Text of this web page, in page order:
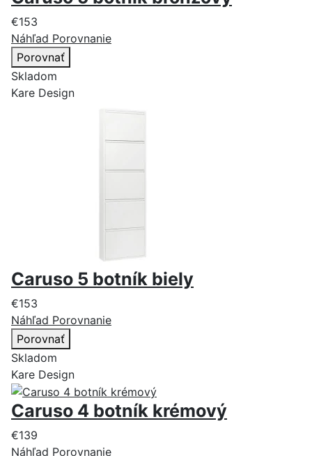
€153
Náhľad Porovnanie
Porovnať
Skladom
Kare Design
Caruso 5 botník biely
€153
Náhľad Porovnanie
Porovnať
Skladom
Kare Design
Caruso 4 botník krémový
€139
Náhľad Porovnanie